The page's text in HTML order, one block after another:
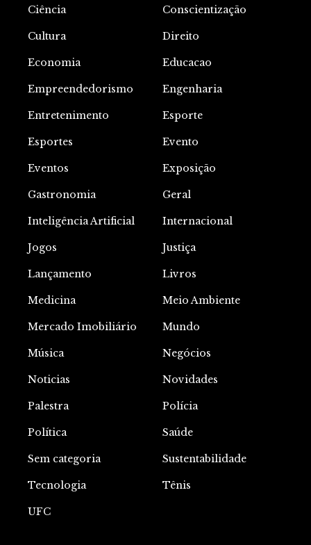
Ciência Conscientização
Cultura Direito
Economia Educacao
Empreendedorismo Engenharia
Entretenimento Esporte
Esportes Evento
Eventos Exposição
Gastronomia Geral
Inteligência Artificial Internacional
Jogos Justiça
Lançamento Livros
Medicina Meio Ambiente
Mercado Imobiliário Mundo
Música Negócios
Noticias Novidades
Palestra Polícia
Política Saúde
Sem categoria Sustentabilidade
Tecnologia Tênis
UFC